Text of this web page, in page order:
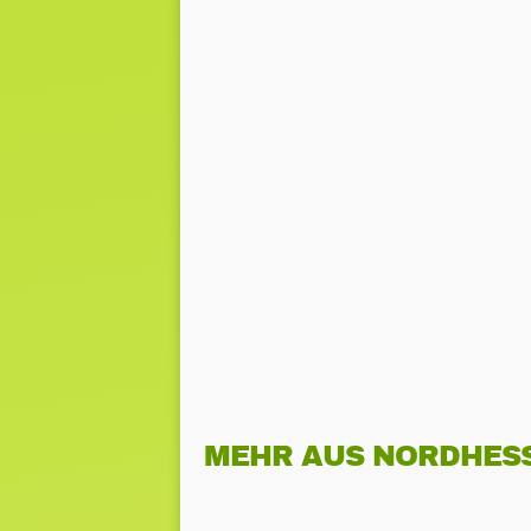
MEHR AUS